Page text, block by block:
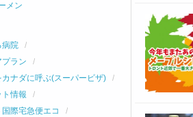
メン
病院
ラン
ナダに呼ぶ(スーパービザ)
情報
際宅急便エコ